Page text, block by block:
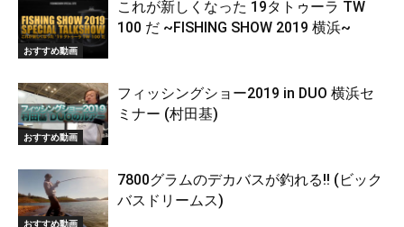
おすすめ動画
これが新しくなった 19タトゥーラ TW
100 だ ~FISHING SHOW 2019 横浜~
おすすめ動画
フィッシングショー2019 in DUO 横浜セ
ミナー (村田基)
おすすめ動画
7800グラムのデカバスが釣れる!! (ビック
バスドリームス)